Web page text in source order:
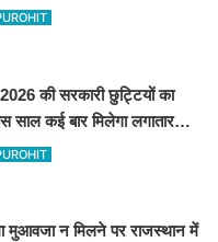
समेत पुरे प्रदेश में नए रेट
की सरकारी छुट्टियों का
कई बार मिलेगा लगातार
मुआवजा न मिलने पर राजस्थान में